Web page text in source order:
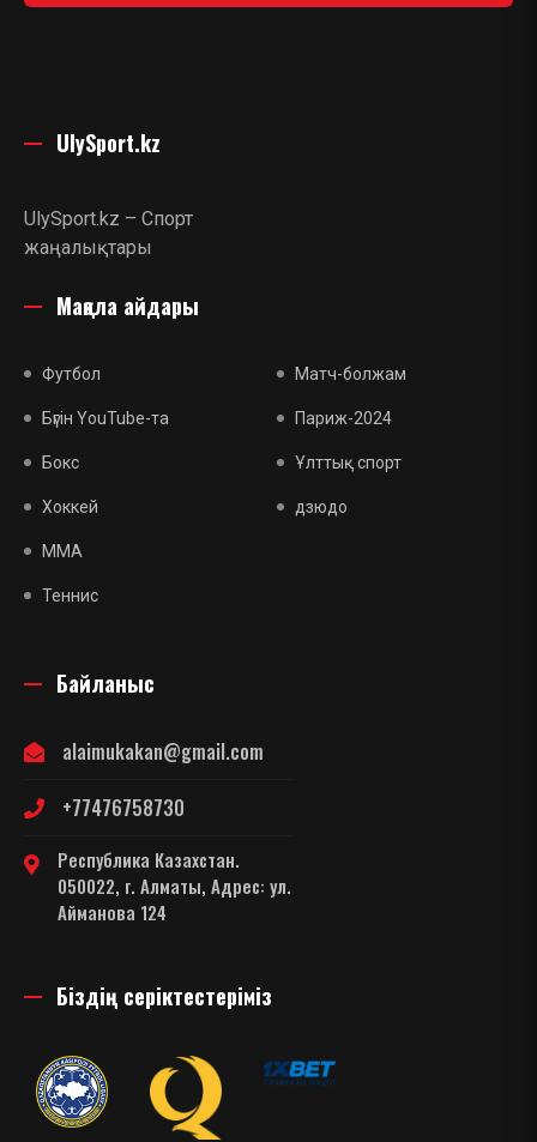
UlySport.kz
UlySport.kz – Спорт
жаңалықтары
Мақала айдары
Футбол
Бүгін YouTube-та
Бокс
Хоккей
MMA
Теннис
Матч-болжам
Париж-2024
Ұлттық спорт
дзюдо
Байланыс
alaimukakan@gmail.com
+77476758730
Республика Казахстан.
050022, г. Алматы, Адрес: ул.
Айманова 124
Біздің серіктестеріміз